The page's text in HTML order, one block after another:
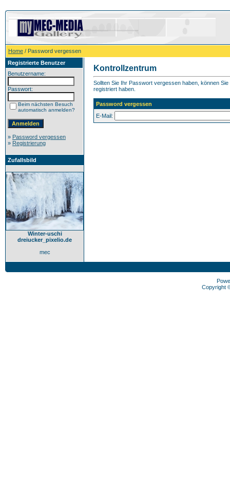
Home / Password vergessen
Registrierte Benutzer
Benutzername:
Passwort:
Beim nächsten Besuch
automatisch anmelden?
» Password vergessen
» Registrierung
Zufallsbild
Winter-uschi
dreiucker_pixelio.de
mec
Kontrollzentrum
Sollten Sie Ihr Passwort vergessen haben, können
registriert haben.
Password vergessen
E-Mail:
Copyright